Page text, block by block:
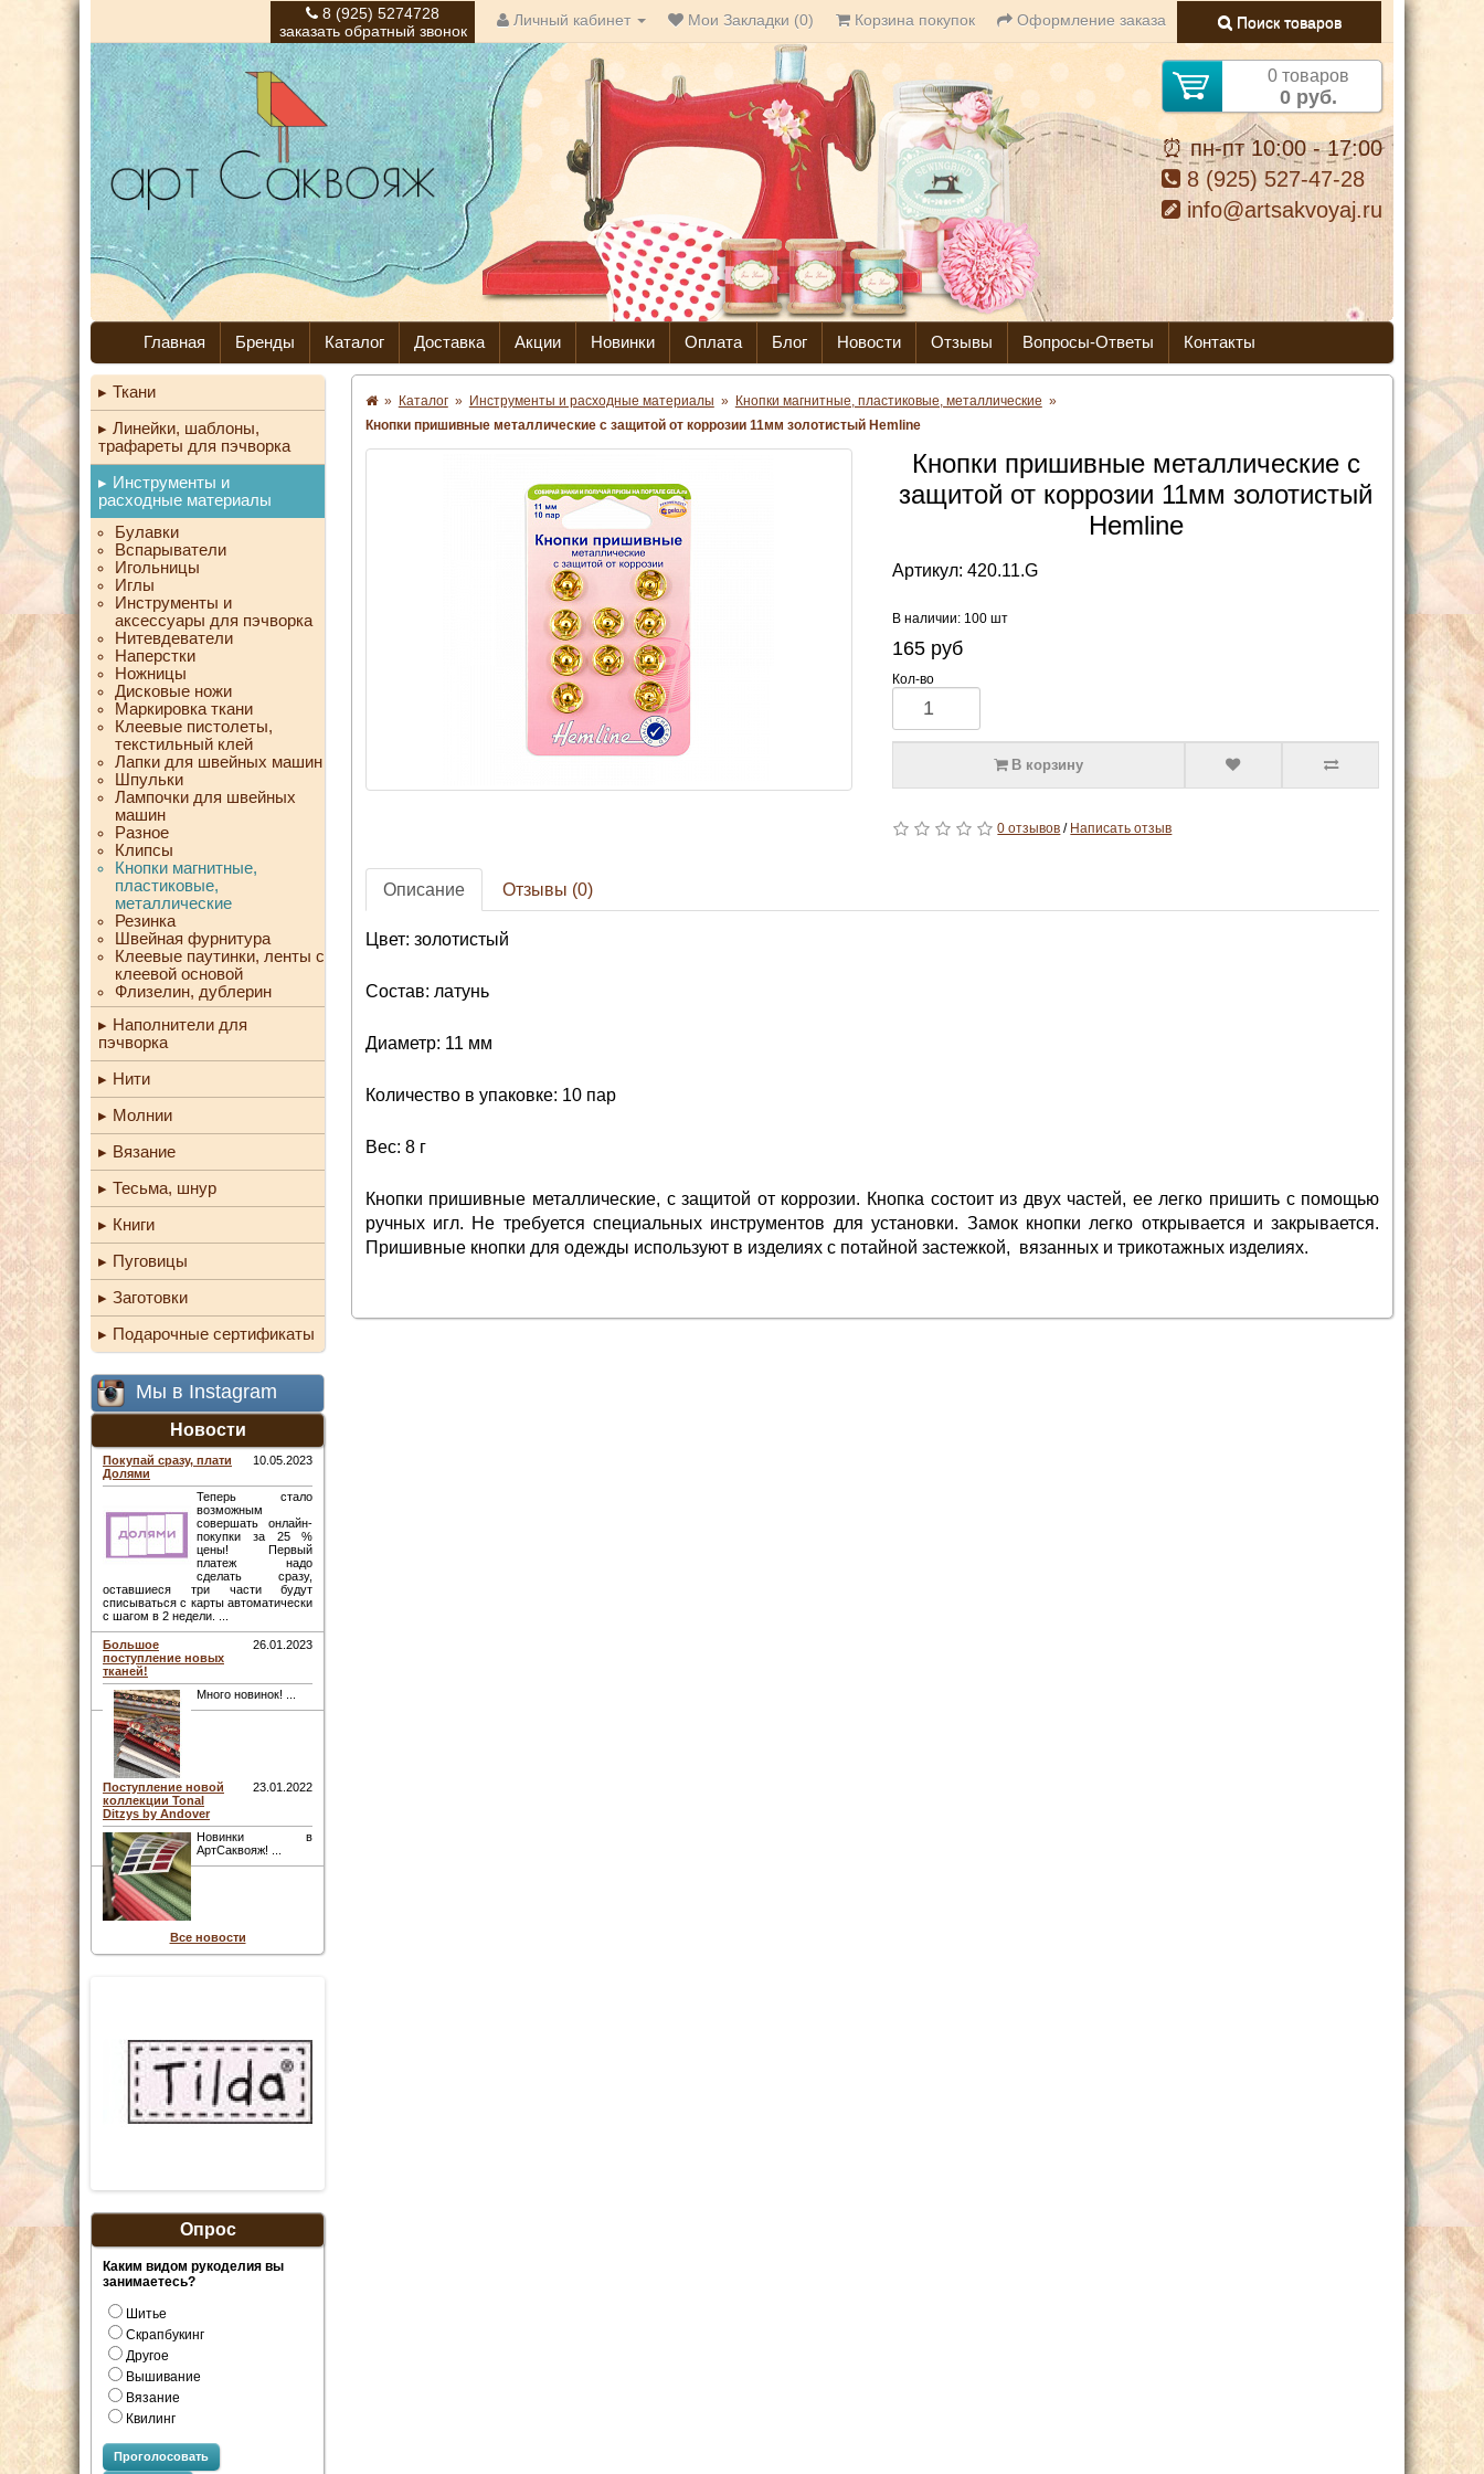
8 (925) 5274728
заказать обратный звонок
Личный кабинет Мои Закладки (0) Корзина покупок Оформление заказа Поиск товаров
0 товаров
0 руб.
⏰ пн-пт 10:00 - 17:00
8 (925) 527-47-28
info@artsakvoyaj.ru
Главная Бренды Каталог Доставка Акции Новинки Оплата Блог Новости Отзывы Вопросы-Ответы Контакты
Ткани
Линейки, шаблоны,
трафареты для пэчворка
Инструменты и
расходные материалы
Булавки
Вспарыватели
Игольницы
Иглы
Инструменты и
аксессуары для пэчворка
Нитевдеватели
Наперстки
Ножницы
Дисковые ножи
Маркировка ткани
Клеевые пистолеты,
текстильный клей
Лапки для швейных машин
Шпульки
Лампочки для швейных
машин
Разное
Клипсы
Кнопки магнитные,
пластиковые,
металлические
Резинка
Швейная фурнитура
Клеевые паутинки, ленты с
клеевой основой
Флизелин, дублерин
Наполнители для
пэчворка
Нити
Молнии
Вязание
Тесьма, шнур
Книги
Пуговицы
Заготовки
Подарочные сертификаты
Мы в Instagram
Новости
Покупай сразу, плати
Долями
10.05.2023
Теперь стало
возможным
совершать онлайн-
покупки за 25 %
цены! Первый
платеж надо
сделать сразу,
оставшиеся три части будут
списываться с карты автоматически
с шагом в 2 недели. ...
Большое
поступление новых
тканей!
26.01.2023
Много новинок! ...
Поступление новой
коллекции Tonal
Ditzys by Andover
23.01.2022
Новинки в
АртСаквояж! ...
Все новости
Опрос
Каким видом рукоделия вы
занимаетесь?
Шитье
Скрапбукинг
Другое
Вышивание
Вязание
Квилинг
Проголосовать
» Каталог » Инструменты и расходные материалы » Кнопки магнитные, пластиковые, металлические »
Кнопки пришивные металлические с защитой от коррозии 11мм золотистый Hemline
Кнопки пришивные металлические с
защитой от коррозии 11мм золотистый
Hemline
Артикул:420.11.G
В наличии: 100 шт
165 руб
Кол-во
В корзину
0 отзывов / Написать отзыв
Описание Отзывы (0)
Цвет: золотистый
Состав: латунь
Диаметр: 11 мм
Количество в упаковке: 10 пар
Вес: 8 г
Кнопки пришивные металлические, с защитой от коррозии. Кнопка состоит из двух частей, ее легко пришить с помощью
ручных игл. Не требуется специальных инструментов для установки. Замок кнопки легко открывается и закрывается.
Пришивные кнопки для одежды используют в изделиях с потайной застежкой, вязанных и трикотажных изделиях.